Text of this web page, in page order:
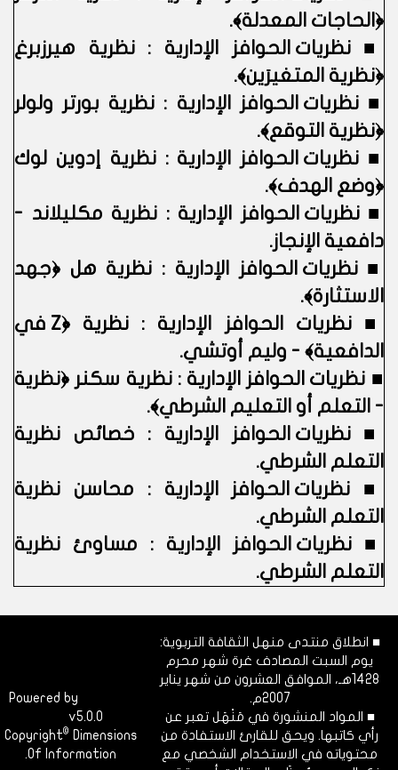
﴿الحاجات المعدلة﴾.
■نظريات الحوافز الإدارية : نظرية هيرزبرغ
﴿نظرية المتغيرَين﴾.
■نظريات الحوافز الإدارية : نظرية بورتر ولولر
﴿نظرية التوقع﴾.
■ نظريات الحوافز الإدارية : نظرية إدوين لوك
﴿وضع الهدف﴾.
■نظريات الحوافز الإدارية : نظرية مكليلاند -
دافعية الإنجاز.
■نظريات الحوافز الإدارية : نظرية هل ﴿جهد
الاستثارة﴾.
■
نظريات الحوافز الإدارية : نظرية ﴿Z في
الدافعية﴾ - وليم أوتشي.
■ نظريات الحوافز الإدارية : نظرية سكنر ﴿نظرية
- التعلم أو التعليم الشرطي﴾.
■نظريات الحوافز الإدارية : خصائص نظرية
التعلم الشرطي.
■ نظريات الحوافز الإدارية : محاسن نظرية
التعلم الشرطي.
■ نظريات الحوافز الإدارية : مساوئ نظرية
التعلم الشرطي.
■ انطلاق منتدى منهل الثقافة التربوية:
يوم السبت المصادف غرة شهر محرم
1428هـ، الموافق العشرون من شهر يناير
2007م.
■ المواد المنشورة في مَنْهَل تعبر عن
رأي كاتبها. ويحق للقارئ الاستفادة من
محتوياته في الاستخدام الشخصي مع
Powered by
v5.0.0
Copyright©
Dimensions
Of Information.